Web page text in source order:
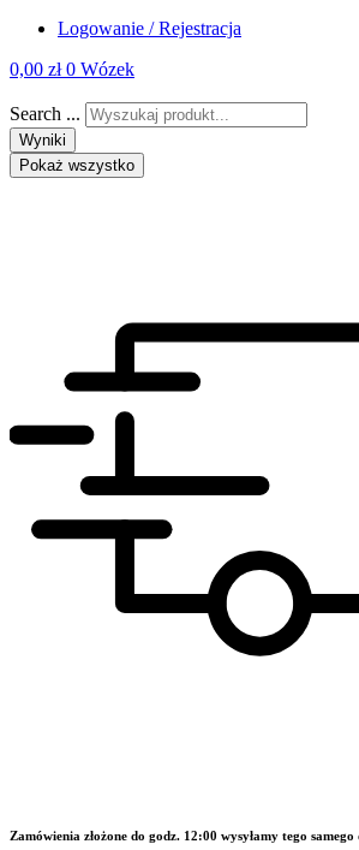
Logowanie / Rejestracja
0,00 zł 0 Wózek
Search ...
Wyniki
Pokaż wszystko
Zamówienia złożone do godz. 12:00 wysyłamy tego samego